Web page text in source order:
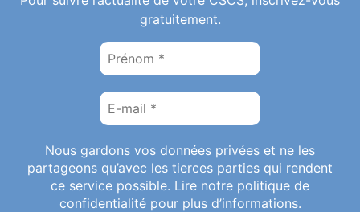
gratuitement.
Nous gardons vos données privées et ne les
partageons qu’avec les tierces parties qui rendent
ce service possible. Lire notre politique de
confidentialité pour plus d’informations.